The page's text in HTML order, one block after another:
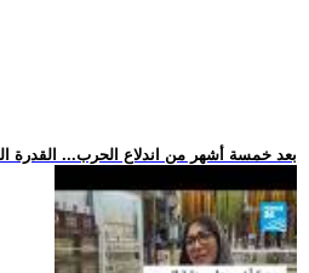
.. بعد خمسة أشهر من اندلاع الحرب... القدرة